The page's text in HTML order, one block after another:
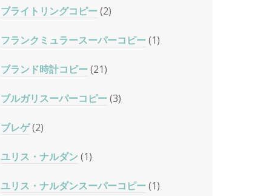
ブライトリングコピー(2)
フランクミュラースーパーコピー(1)
ブランド時計コピー(21)
ブルガリスーパーコピー(3)
ブレゲ(2)
ユリス・ナルダン (1)
ユリス・ナルダンスーパーコピー(1)